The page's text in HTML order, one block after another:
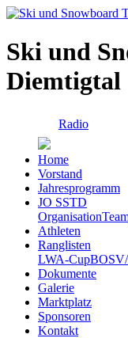
Ski und
Diemtigtal
Radio
Home
Vorstand
Jahresprogramm
JO SSTD
Organisation
Athleten
Ranglisten
LWA-Cup
Dokumente
Galerie
Marktplatz
Sponsoren
Kontakt